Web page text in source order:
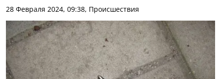
28 Февраля 2024, 09:38, Происшествия